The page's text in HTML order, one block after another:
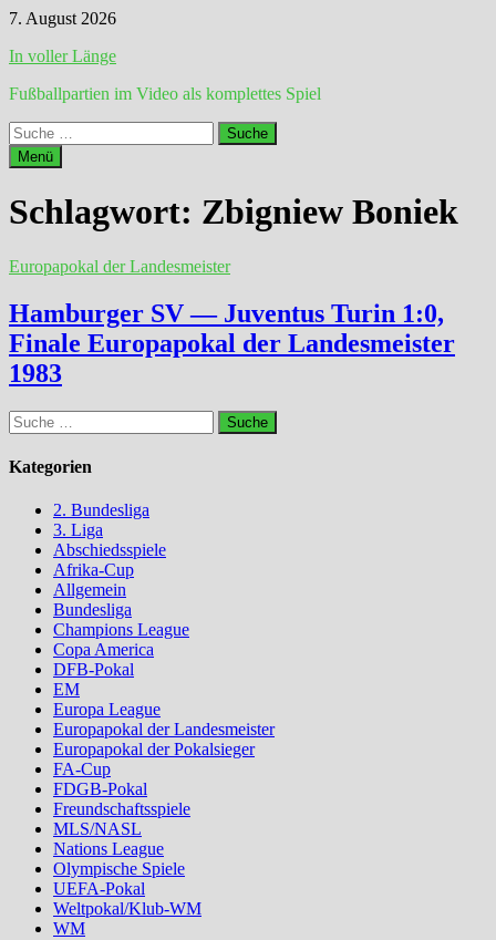
Zum
springen
7. August 2026
In voller Länge
Fußballpartien im Video als komplettes Spiel
Suche
nach:
Menü
Schlagwort: Zbigniew Boniek
Europapokal der Landesmeister
Hamburger SV — Juventus Turin 1:0,
Finale Europapokal der Landesmeister
1983
Suche
nach:
Kategorien
2. Bundesliga
3. Liga
Abschiedsspiele
Afrika-Cup
Allgemein
Bundesliga
Champions League
Copa America
DFB-Pokal
EM
Europa League
Europapokal der Landesmeister
Europapokal der Pokalsieger
FA-Cup
FDGB-Pokal
Freundschaftsspiele
MLS/NASL
Nations League
Olympische Spiele
UEFA-Pokal
Weltpokal/Klub-WM
WM